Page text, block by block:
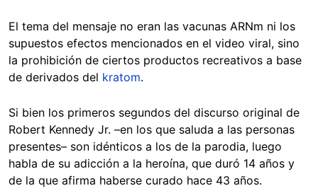
El tema del mensaje no eran las vacunas ARNm ni los
supuestos efectos mencionados en el video viral, sino
la prohibición de ciertos productos recreativos a base
de derivados del kratom.
Si bien los primeros segundos del discurso original de
Robert Kennedy Jr. –en los que saluda a las personas
presentes– son idénticos a los de la parodia, luego
habla de su adicción a la heroína, que duró 14 años y
de la que afirma haberse curado hace 43 años.